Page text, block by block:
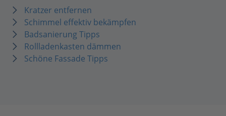
Kratzer entfernen
Schimmel effektiv bekämpfen
Badsanierung Tipps
Rollladenkasten dämmen
Schöne Fassade Tipps